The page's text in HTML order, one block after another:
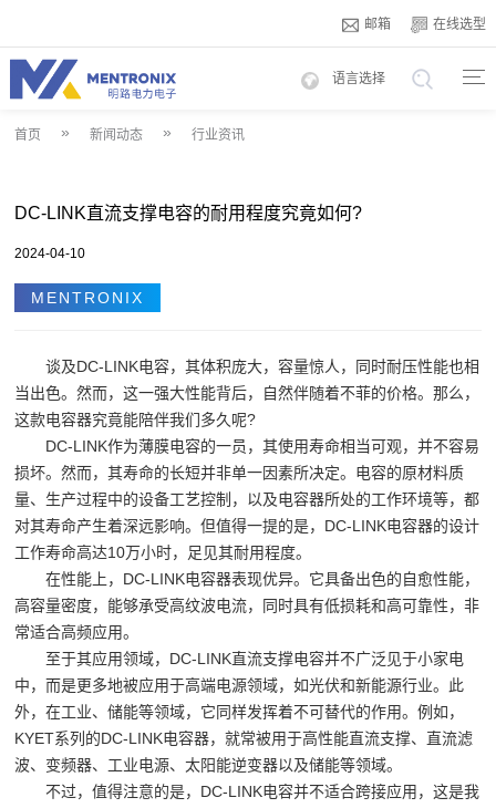
邮箱 在线选型
语言选择
首页 »新闻动态 »行业资讯
DC-LINK直流支撑电容的耐用程度究竟如何?
2024-04-10
MENTRONIX
谈及DC-LINK电容，其体积庞大，容量惊人，同时耐压性能也相
当出色。然而，这一强大性能背后，自然伴随着不菲的价格。那么，
这款电容器究竟能陪伴我们多久呢?
DC-LINK作为薄膜电容的一员，其使用寿命相当可观，并不容易
损坏。然而，其寿命的长短并非单一因素所决定。电容的原材料质
量、生产过程中的设备工艺控制，以及电容器所处的工作环境等，都
对其寿命产生着深远影响。但值得一提的是，DC-LINK电容器的设计
工作寿命高达10万小时，足见其耐用程度。
在性能上，DC-LINK电容器表现优异。它具备出色的自愈性能，
高容量密度，能够承受高纹波电流，同时具有低损耗和高可靠性，非
常适合高频应用。
至于其应用领域，DC-LINK直流支撑电容并不广泛见于小家电
中，而是更多地被应用于高端电源领域，如光伏和新能源行业。此
外，在工业、储能等领域，它同样发挥着不可替代的作用。例如，
KYET系列的DC-LINK电容器，就常被用于高性能直流支撑、直流滤
波、变频器、工业电源、太阳能逆变器以及储能等领域。
不过，值得注意的是，DC-LINK电容并不适合跨接应用，这是我